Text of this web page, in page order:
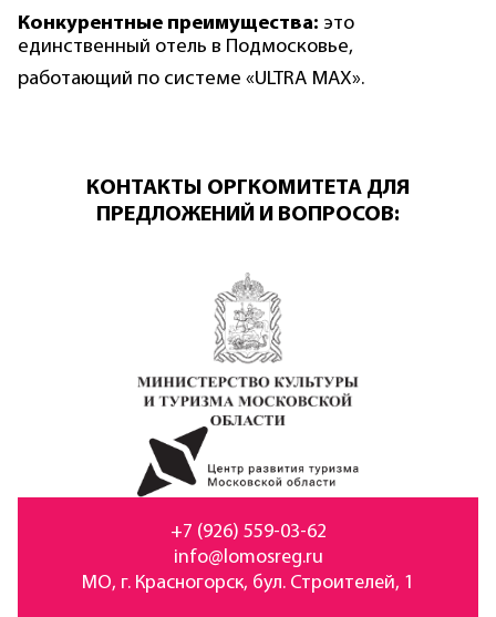
Конкурентные преимущества: это
единственный отель в Подмосковье,
работающий по системе «ULTRA MAX».
КОНТАКТЫ ОРГКОМИТЕТА ДЛЯ
ПРЕДЛОЖЕНИЙ И ВОПРОСОВ:
+7 (926) 559-03-62
info@lomosreg.ru
МО, г. Красногорск, бул. Строителей, 1